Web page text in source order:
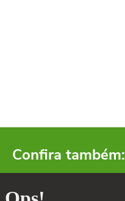
Confira também: